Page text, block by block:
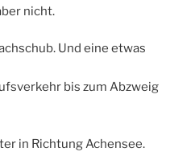
nicht.
Und eine etwas
bis zum Abzweig
in Richtung Achensee.